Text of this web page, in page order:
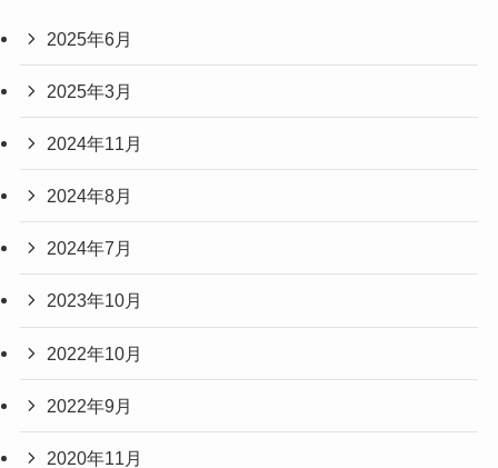
2025年6月
2025年3月
2024年11月
2024年8月
2024年7月
2023年10月
2022年10月
2022年9月
2020年11月